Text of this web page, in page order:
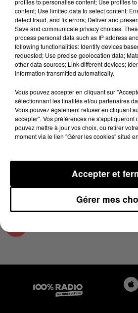
Lecture (1 min 15 sec)
100%
100% Radio l'agenda de l'Ariege
22 mars 2024 - 1 min 15 sec
L'AGENDA DE L'ARIEGE
16H36
L'agenda de l'Ariege
profiles to personalise content; Use profiles
content; Use limited data to select content;
detect fraud, and fix errors; Deliver and
Save and communicate privacy choices.
process personal data such as IP address
following functionalities: Identify devices
requested; Use precise geolocation data;
other data sources; Link different devices;
information transmitted automatically.
Vous pouvez accepter en cliquant sur
sélectionnant les finalités et/ou partenaires
Vous pouvez également refuser en cliquant
accepter". Vos préférences ne s'appliqueront
pouvez mettre à jour vos choix, ou retirer
moment via le lien "Gérer les cookies" situé
Gérer mes
Accepter et